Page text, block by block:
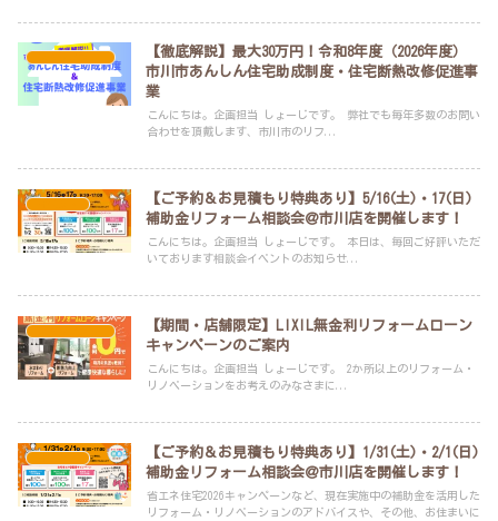
【徹底解説】最大30万円！令和8年度（2026年度）
市川市あんしん住宅助成制度・住宅断熱改修促進事
業
こんにちは。企画担当 しょーじです。 弊社でも毎年多数のお問い
合わせを頂戴します、市川市のリフ...
【ご予約＆お見積もり特典あり】5/16(土)・17(日)
補助金リフォーム相談会＠市川店を開催します！
こんにちは。企画担当 しょーじです。 本日は、毎回ご好評いただ
いております相談会イベントのお知らせ...
【期間・店舗限定】LIXIL無金利リフォームローン
キャンペーンのご案内
こんにちは。企画担当 しょーじです。 2か所以上のリフォーム・
リノベーションをお考えのみなさまに...
【ご予約＆お見積もり特典あり】1/31(土)・2/1(日)
補助金リフォーム相談会＠市川店を開催します！
省エネ住宅2026キャンペーンなど、現在実施中の補助金を活用した
リフォーム・リノベーションのアドバイスや、その他、お住まいに